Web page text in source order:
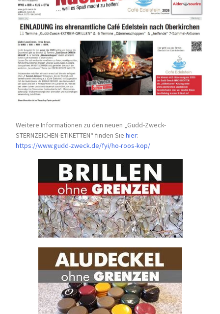
Weitere Informationen zu den neuen „Gudd-Zweck-
STERNZEICHEN-ETIKETTEN“ finden Siehier:
https://www.gudd-zweck.de/fyi/ho-roos-kop/